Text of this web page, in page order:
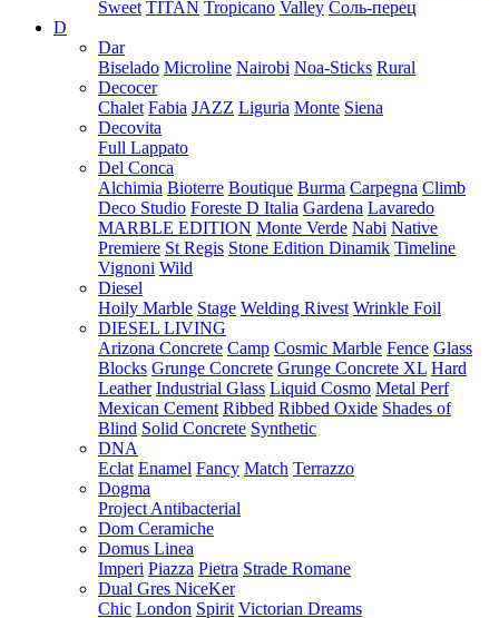
Sweet TITAN Tropicano Valley Соль-перец
D
Dar
Biselado Microline Nairobi Noa-Sticks Rural
Decocer
Chalet Fabia JAZZ Liguria Monte Siena
Decovita
Full Lappato
Del Conca
Alchimia Bioterre Boutique Burma Carpegna Climb
Deco Studio Foreste D Italia Gardena Lavaredo
MARBLE EDITION Monte Verde Nabi Native
Premiere St Regis Stone Edition Dinamik Timeline
Vignoni Wild
Diesel
Hoily Marble Stage Welding Rivest Wrinkle Foil
DIESEL LIVING
Arizona Concrete Camp Cosmic Marble Fence Glass
Blocks Grunge Concrete Grunge Concrete XL Hard
Leather Industrial Glass Liquid Cosmo Metal Perf
Mexican Cement Ribbed Ribbed Oxide Shades of
Blind Solid Concrete Synthetic
DNA
Eclat Enamel Fancy Match Terrazzo
Dogma
Project Antibacterial
Dom Ceramiche
Domus Linea
Imperi Piazza Pietra Strade Romane
Dual Gres NiceKer
Chic London Spirit Victorian Dreams